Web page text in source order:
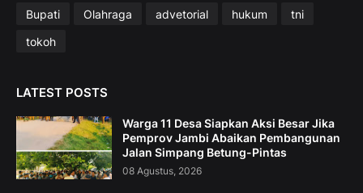
Bupati Olahraga advetorial hukum
tni
tokoh
LATEST POSTS
Warga 11 Desa Siapkan Aksi Besar Jika
Pemprov Jambi Abaikan Pembangunan
Jalan Simpang Betung-Pintas
08 Agustus, 2026